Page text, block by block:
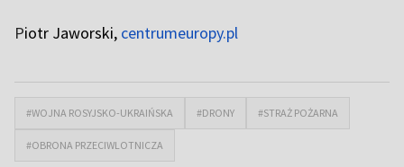
Piotr Jaworski, centrumeuropy.pl
#WOJNA ROSYJSKO-UKRAIŃSKA #DRONY #STRAŻ POŻARNA
#OBRONA PRZECIWLOTNICZA